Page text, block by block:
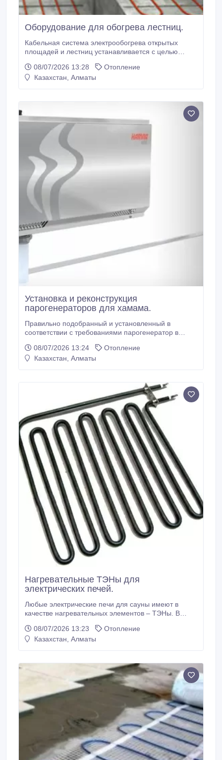
Оборудование для обогрева лестниц.
Кабельная система электрообогрева открытых
площадей и лестниц устанавливается с целью
наледи и снега с их поверхности. Система обогрева
улучшает эксплуатационные качества в холодное
08/07/2026 13:28
Отопление
Казахстан, Алматы
Установка и реконструкция
парогенераторов для хамама.
Правильно подобранный и установленный в
соответствии с требованиями парогенератор в
парогенератора выполняется в техническом
помещении турецкой бани. Там же размещают и
вентилируемом сухом помещение.
08/07/2026 13:24
Отопление
Казахстан, Алматы
Нагревательные ТЭНы для
электрических печей.
Любые электрические печи для сауны имеют в
качестве нагревательных элементов – ТЭНы. В
может варьироваться в промежутке от нескольких
месяцев до нескольких лет. В целях продления их
могут способствовать прогоранию ТЭНов.
08/07/2026 13:23
Отопление
Казахстан, Алматы